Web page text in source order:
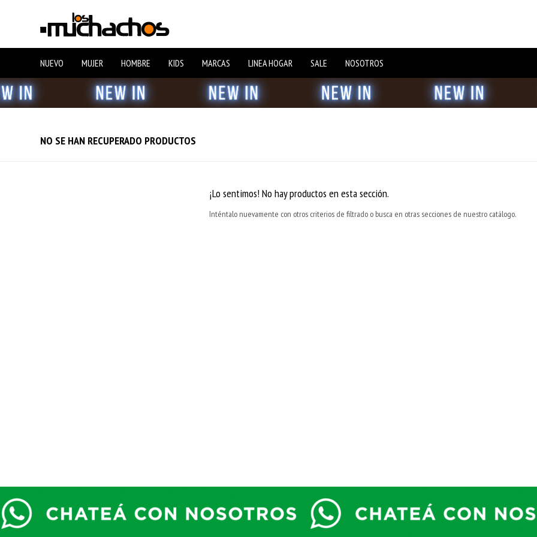
NUEVO MUJER HOMBRE KIDS MARCAS LINEA HOGAR SALE NOSOTROS
NO SE HAN RECUPERADO PRODUCTOS
¡Lo sentimos! No hay productos en esta sección.
Inténtalo nuevamente con otros criterios de filtrado o busca en otras secciones de nuestro catálogo.